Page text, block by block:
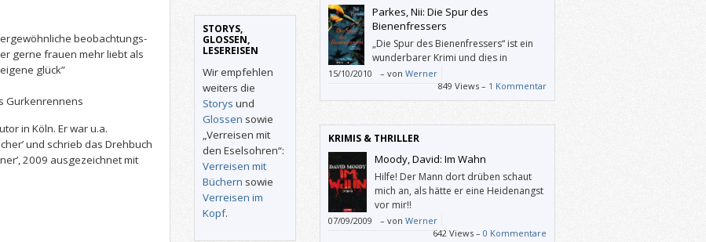
beobachtungs-
gerne frauen mehr liebt als
glück”
Gurkenrennens
in Köln. Er war u.a.
und schrieb das Drehbuch
2009 ausgezeichnet mit
STORYS,
GLOSSEN,
LESEREISEN
Wir empfehlen
weiters die
Storys und
Glossen sowie
„Verreisen mit
den Eselsohren“:
Verreisen mit
Büchern sowie
Verreisen im
Kopf.
Parkes, Nii: Die Spur des
Bienenfressers
„Die Spur des Bienenfressers“ ist ein
wunderbarer Krimi und dies in
mindestens zweifacher Hinsicht.
15/10/2010 – von Werner
849 Views – 1 Kommentar
KRIMIS & THRILLER
Moody, David: Im Wahn
Hilfe! Der Mann dort drüben schaut
mich an, als hätte er eine Heidenangst
vor mir!!
07/09/2009 – von Werner
642 Views – 0 Kommentare